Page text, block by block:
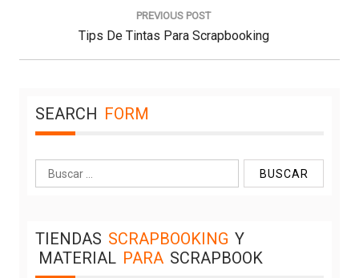
PREVIOUS POST
Previous
Post:
Tips De Tintas Para Scrapbooking
SEARCH FORM
Buscar:
TIENDAS SCRAPBOOKING Y
MATERIAL PARA SCRAPBOOK